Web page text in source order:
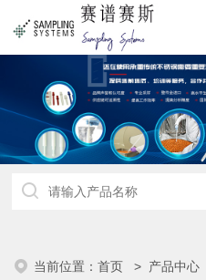
当前位置：首页 > 产品中心